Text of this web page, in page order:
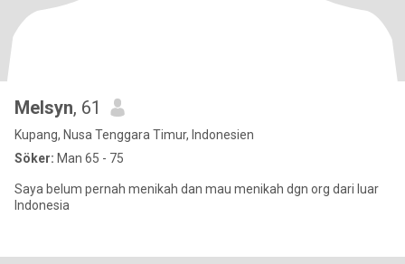
Melsyn, 61
Kupang, Nusa Tenggara Timur, Indonesien
Söker: Man 65 - 75
Saya belum pernah menikah dan mau menikah dgn org dari luar
Indonesia